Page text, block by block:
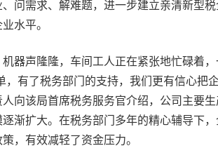
问需求、解难题，进一步建立亲清新型
水平。
器声隆隆，车间工人正在紧张地忙碌着
，有了税务部门的支持，我们更有信心把
向该局首席税务服务官介绍，公司主要生
渐扩大。在税务部门多年的精心辅导下
，有效减轻了资金压力。